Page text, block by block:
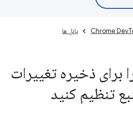
Chrome پانل ها
برای ذخیره تغییرات
تنظیم کنید